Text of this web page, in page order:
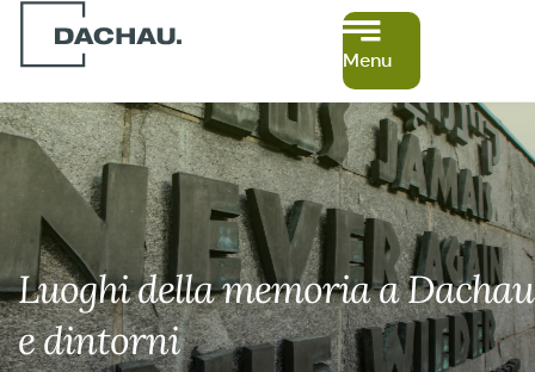
Menu
Luoghi della memoria a Dachau
e dintorni